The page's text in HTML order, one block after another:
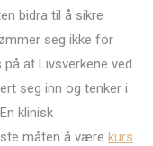
bidra til å sikre
seg ikke for
at Livsverkene ved
seg inn og tenker i
klinisk
måten å være kurs